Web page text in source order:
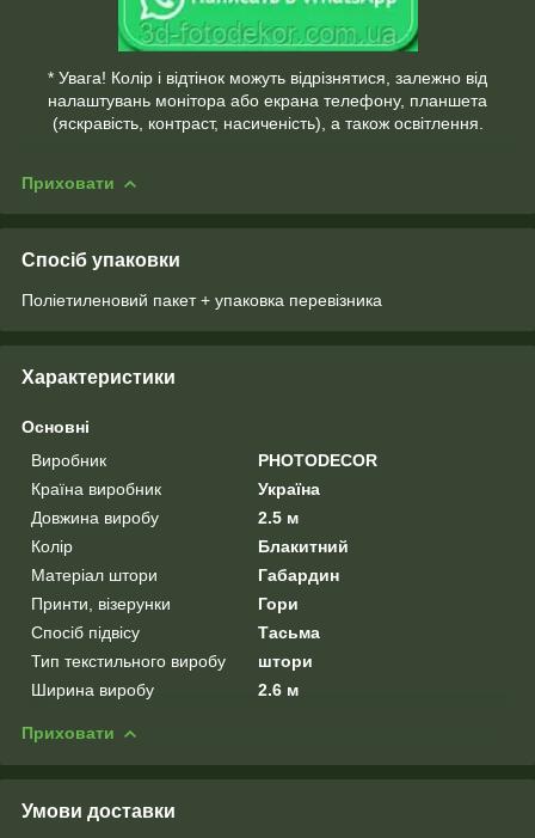
* Увага! Колір і відтінок можуть відрізнятися, залежно від
налаштувань монітора або екрана телефону, планшета
(яскравість, контраст, насиченість), а також освітлення.
Приховати
Спосіб упаковки
Поліетиленовий пакет + упаковка перевізника
Характеристики
Основні
Виробник
PHOTODECOR
Країна виробник
Україна
Довжина виробу
2.5 м
Колір
Блакитний
Матеріал штори
Габардин
Принти, візерунки
Гори
Спосіб підвісу
Тасьма
Тип текстильного виробу
штори
Ширина виробу
2.6 м
Приховати
Умови доставки